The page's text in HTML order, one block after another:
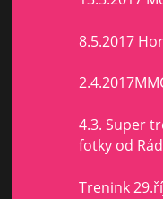
8.5.2017
4.3. Super
fotky od
Trenink